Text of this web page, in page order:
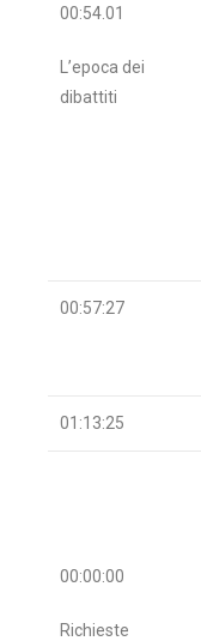
00:54.01
L’epoca dei
dibattiti
00:57:27
01:13:25
00:00:00
Richieste